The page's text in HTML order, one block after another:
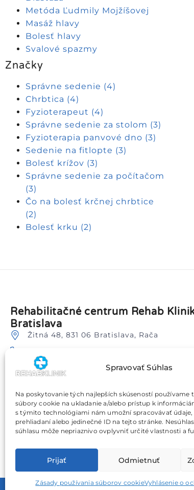
Spravovať Súhlas
Na poskytovanie tých najlepších skúseností používame
súbory cookie na ukladanie a/alebo prístup k
s týmito technológiami nám umožní spracovávať údaje,
prehliadaní alebo jedinečné ID na tejto stránke.
súhlasu môže nepriaznivo ovplyvniť určité vlastnosti a
Prijať Odmietnuť
Zásady používania súborov cookieVyhlásenie o
Metóda Ľudmily Mojžíšovej
Masáž hlavy
Bolesť hlavy
Svalové spazmy
Značky
Správne sedenie (4)
Chrbtica (4)
Fyzioterapeut (4)
Správne sedenie za stolom (3)
Fyzioterapia panvové dno (3)
Sedenie na fitlopte (3)
Bolesť krížov (3)
Správne sedenie za počítačom
(3)
Čo na bolesť krčnej chrbtice
(2)
Bolesť krku (2)
Rehabilitačné centrum Rehab
Bratislava
Žitná 48, 831 06 Bratislava, Rača
info@rehabklinik.sk
Blízka dostupnosť lokalít: Bratislava Nové
Pezinok a okolie.
Dostupné termíny
Príjemné rodinné prostredie